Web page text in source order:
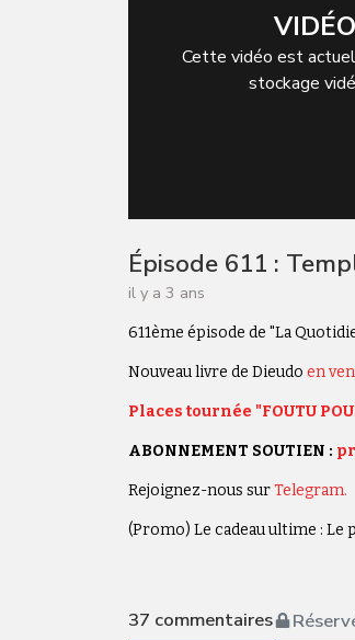
Cette vidéo est
stockage
Épisode 611 :
il y a 3 ans
611ème épisode de "La
Nouveau livre de Dieudo en
Places tournée "FOUTU
ABONNEMENT SOUTIEN :
Rejoignez-nous surTelegram.
(Promo) Le cadeau ultime : Le
37 commentaires